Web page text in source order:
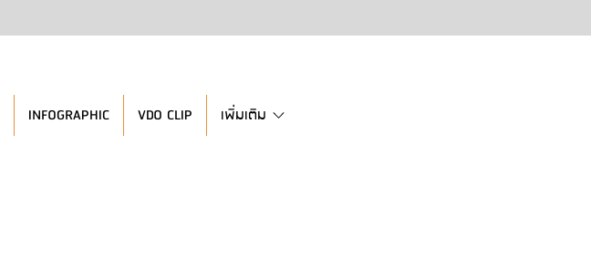
INFOGRAPHIC VDO CLIP เพิ่มเติม